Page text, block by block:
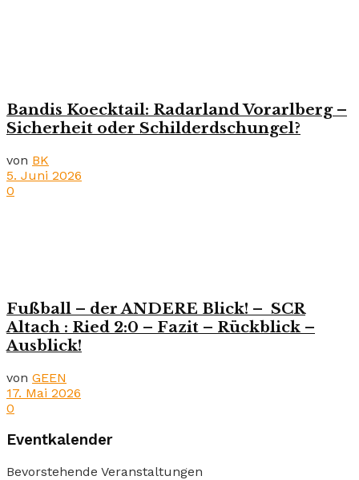
Bandis Koecktail: Radarland Vorarlberg –
Sicherheit oder Schilderdschungel?
von BK
5. Juni 2026
0
Fußball – der ANDERE Blick! – SCR
Altach : Ried 2:0 – Fazit – Rückblick –
Ausblick!
von GEEN
17. Mai 2026
0
Eventkalender
Bevorstehende Veranstaltungen